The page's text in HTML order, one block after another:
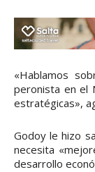
«Hablamos
peronista en el
estratégicas»,
Godoy le hizo
necesita
desarrollo